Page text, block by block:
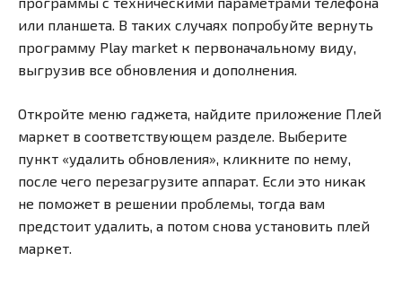
или планшета. В таких случаях попробуйте вернуть
программу Play market к первоначальному виду,
выгрузив все обновления и дополнения.
Откройте меню гаджета, найдите приложение Плей
маркет в соответствующем разделе. Выберите
пункт «удалить обновления», кликните по нему,
после чего перезагрузите аппарат. Если это никак
не поможет в решении проблемы, тогда вам
предстоит удалить, а потом снова установить плей
маркет.